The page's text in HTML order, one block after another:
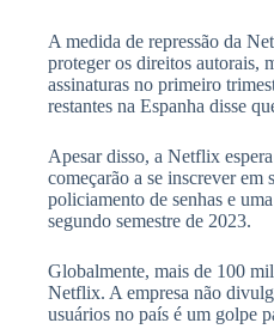
A medida de repressão da
proteger os direitos autorais,
assinaturas no primeiro
restantes na Espanha disse
Apesar disso, a Netflix
começarão a se inscrever em
policiamento de senhas e
segundo semestre de 2023.
Globalmente, mais de 100
Netflix. A empresa não
usuários no país é um golpe